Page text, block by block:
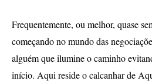
Frequentemente, ou melhor, quase
começando no mundo das
alguém que ilumine o caminho
início. Aqui reside o calcanhar de